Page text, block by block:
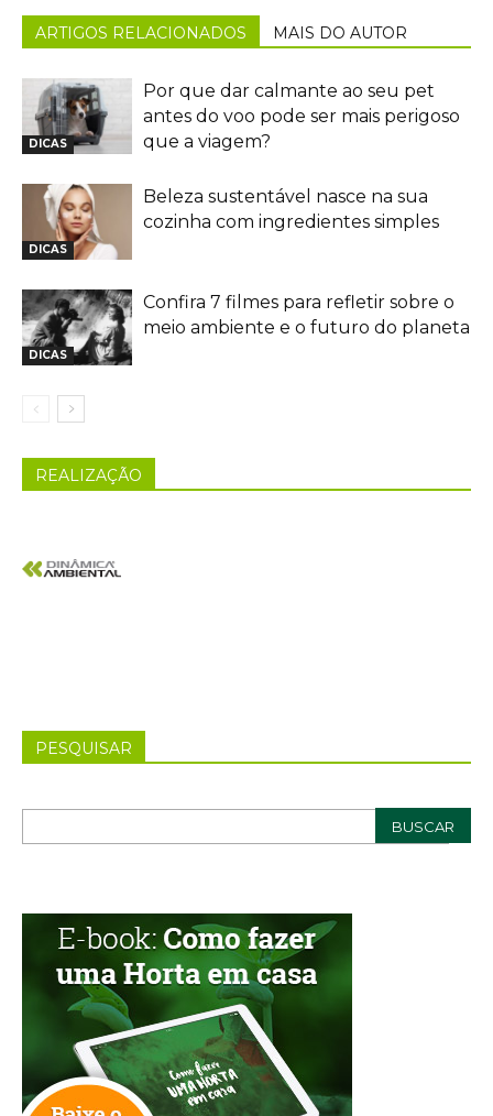
ARTIGOS RELACIONADOS MAIS DO AUTOR
DICAS
Por que dar calmante ao seu pet
antes do voo pode ser mais perigoso
que a viagem?
DICAS
Beleza sustentável nasce na sua
cozinha com ingredientes simples
DICAS
Confira 7 filmes para refletir sobre o
meio ambiente e o futuro do planeta
REALIZAÇÃO
PESQUISAR